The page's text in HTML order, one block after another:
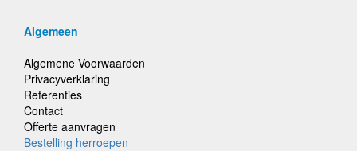
Algemeen
Algemene Voorwaarden
Privacyverklaring
Referenties
Contact
Offerte aanvragen
Bestelling herroepen